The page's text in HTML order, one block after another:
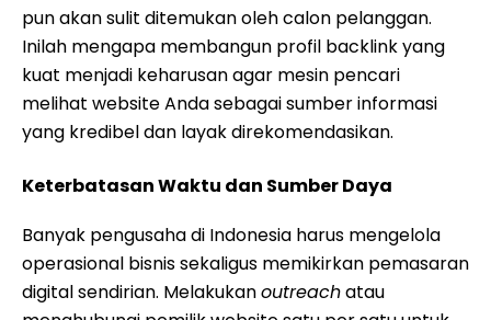
pun akan sulit ditemukan oleh calon pelanggan.
Inilah mengapa membangun profil backlink yang
kuat menjadi keharusan agar mesin pencari
melihat website Anda sebagai sumber informasi
yang kredibel dan layak direkomendasikan.
Keterbatasan Waktu dan Sumber Daya
Banyak pengusaha di Indonesia harus mengelola
operasional bisnis sekaligus memikirkan pemasaran
digital sendirian. Melakukanoutreachatau